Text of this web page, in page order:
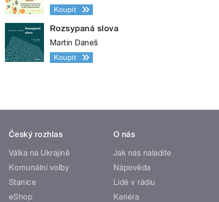
Koupit
Rozsypaná slova
Martin Daneš
Koupit
Český rozhlas
Válka na Ukrajině
Komunální volby
Stanice
eShop
O nás
Jak nás naladíte
Nápověda
Lidé v rádiu
Kariéra